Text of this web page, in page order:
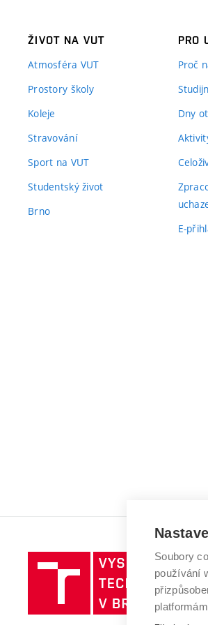
ŽIVOT NA VUT
Atmosféra VUT
Prostory školy
Koleje
Stravování
Sport na VUT
Studentský život
Brno
PRO
Proč
Dny
E-
v
Soubory
používání